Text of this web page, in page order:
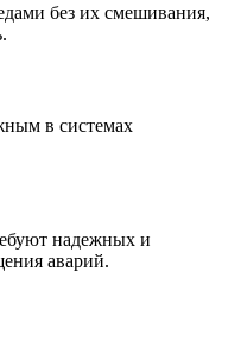
без их смешивания,
в системах
надежных и
аварий.